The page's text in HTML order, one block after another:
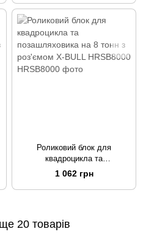
Роликовий блок для
квадроцикла та
позашляховика на 8 тонн з
роз'ємом X-BULL HRSB8000
1 062 грн
20 товарів